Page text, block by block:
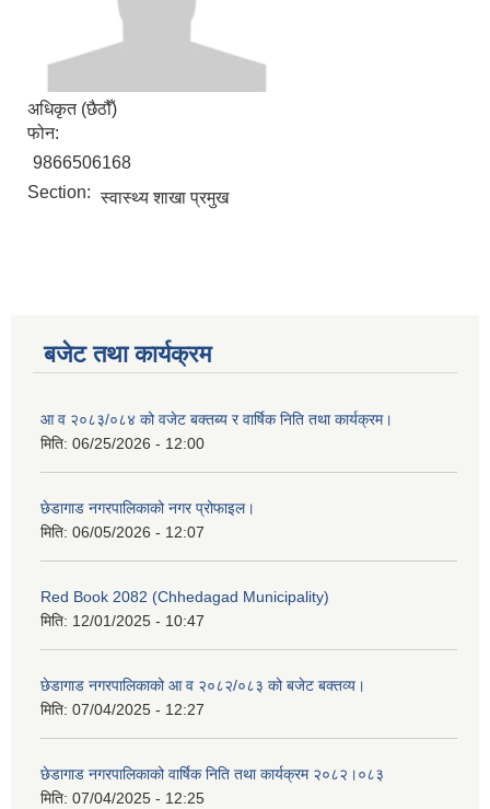
अधिकृत (छैठौँ)
फोन:
9866506168
Section: स्वास्थ्य शाखा प्रमुख
बजेट तथा कार्यक्रम
आ व २०८३/०८४ को वजेट बक्तब्य र वार्षिक निति तथा कार्यक्रम।
मिति: 06/25/2026 - 12:00
छेडागाड नगरपालिकाको नगर प्रोफाइल।
मिति: 06/05/2026 - 12:07
Red Book 2082 (Chhedagad Municipality)
मिति: 12/01/2025 - 10:47
छेडागाड नगरपालिकाको आ व २०८२/०८३ को बजेट बक्तव्य।
मिति: 07/04/2025 - 12:27
छेडागाड नगरपालिकाको वार्षिक निति तथा कार्यक्रम २०८२।०८३
मिति: 07/04/2025 - 12:25